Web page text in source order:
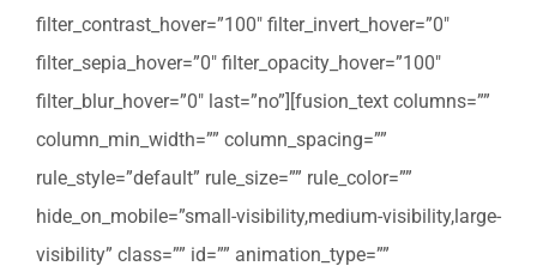
filter_contrast_hover=”100″ filter_invert_hover=”0″
filter_sepia_hover=”0″ filter_opacity_hover=”100″
filter_blur_hover=”0″ last=”no”][fusion_text columns=””
column_min_width=”” column_spacing=””
rule_style=”default” rule_size=”” rule_color=””
hide_on_mobile=”small-visibility,medium-visibility,large-
visibility” class=”” id=”” animation_type=””